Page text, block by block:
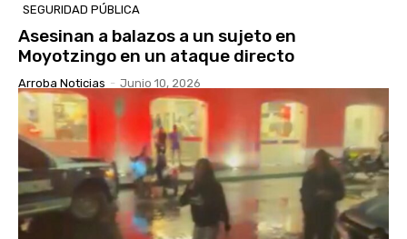
SEGURIDAD PÚBLICA
Asesinan a balazos a un sujeto en
Moyotzingo en un ataque directo
Arroba Noticias - Junio 10, 2026